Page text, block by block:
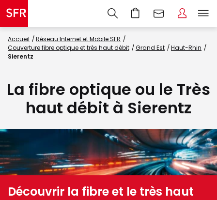
Accueil
Réseau Internet et Mobile SFR
Couverture fibre optique et très haut débit
Grand Est
Haut-Rhin
Sierentz
La fibre optique ou le Très
haut débit à Sierentz
Découvrir la fibre et le très haut